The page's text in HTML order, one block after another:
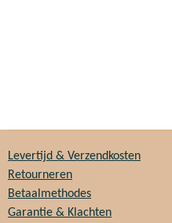
Levertijd & Verzendkosten
Retourneren
Betaalmethodes
Garantie & Klachten